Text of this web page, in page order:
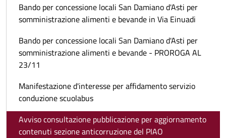
Bando per concessione locali San Damiano d'Asti per
somministrazione alimenti e bevande in Via Einuadi
Bando per concessione locali San Damiano d'Asti per
somministrazione alimenti e bevande - PROROGA AL
23/11
Manifestazione d'interesse per affidamento servizio
conduzione scuolabus
Avviso consultazione pubblicazione per aggiornamento
contenuti sezione anticorruzione del PIAO